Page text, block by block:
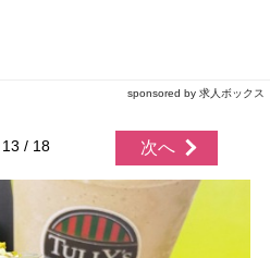
sponsored by 求人ボックス
13 / 18 次へ